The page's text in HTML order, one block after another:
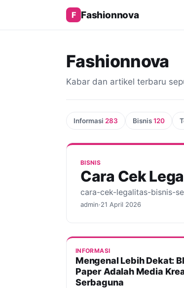
F Fashionnova
Fashionnova
Kabar dan artikel terbaru
Informasi 283 Bisnis120
BISNIS
Cara Cek
cara-cek-legalitas-bisnis-
admin·21 April 2026
INFORMASI
Mengenal Lebih Dekat:
Paper Adalah Media
Serbaguna